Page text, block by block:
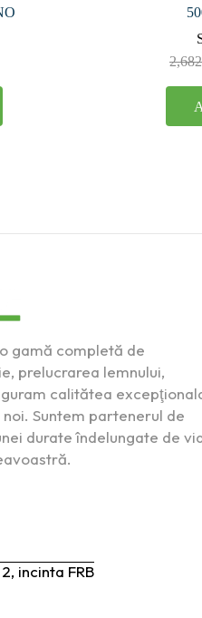
gamă completă de
prelucrarea lemnului,
calitătea
Suntem partenerul de
durate îndelungate de
incinta FRB